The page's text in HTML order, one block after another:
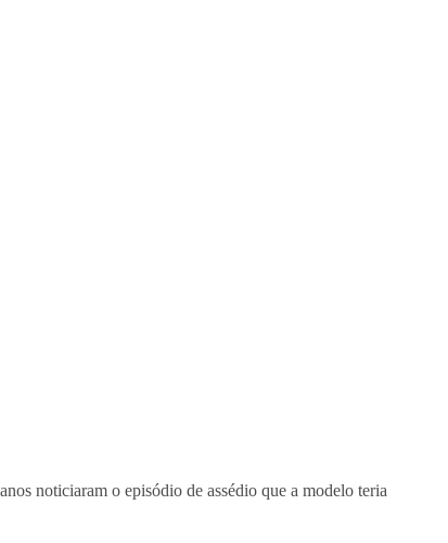
noticiaram o episódio de assédio que a modelo teria